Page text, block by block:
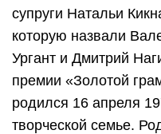
супруги Натальи
которую назвали
Ургант и Дмитрий
премии «Золотой
родился 16 апреля
творческой семье.